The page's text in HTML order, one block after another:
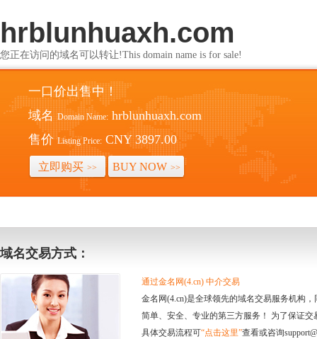
hrblunhuaxh.com
您正在访问的域名可以转让!This domain name is for sale!
一口价出售中！
域名 Domain Name: hrblunhuaxh.com
售价 Listing Price: CNY 3897.00
立即购买 >> BUY NOW >>
域名交易方式：
通过金名网(4.cn) 中介交易
金名网(4.cn)是全球领先的域名交易服务机构
简单、安全、专业的第三方服务！ 为了保证
具体交易流程可“点击这里”查看或咨询